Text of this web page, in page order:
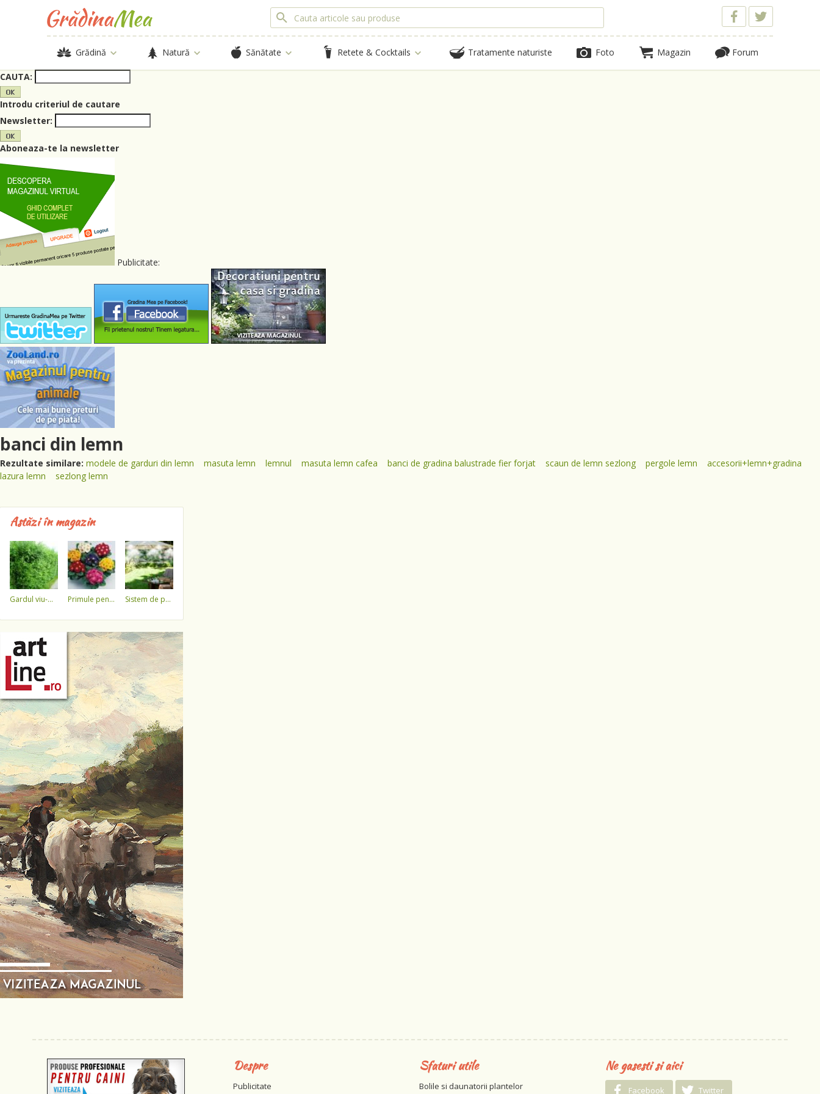
Grădină Natură Sănătate Retete & Cocktails Tratamente naturiste Foto Magazin Forum
CAUTA:
Introdu criteriul de cautare
Newsletter:
Aboneaza-te la newsletter
Publicitate:
banci din lemn
Rezultate similare: modele de garduri din lemn masuta lemn lemnul masuta lemn cafea banci de gradina balustrade fier forjat scaun de lemn sezlong pergole lemn
accesorii+lemn+gradina
lazura lemn
sezlong lemn
Astăzi în magazin
gardul viu-minune! primule pentru 1 martie 3,5 lei / ghiveci !!!! sistem de pulverizare a apei
Despre
Publicitate
Sfaturi utile
Bolile si daunatorii plantelor
Ne gasesti si aici
Facebook Twitter